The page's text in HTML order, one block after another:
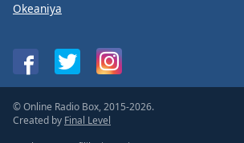
Okeaniya
© Online Radio Box, 2015-2026.
Created by Final Level